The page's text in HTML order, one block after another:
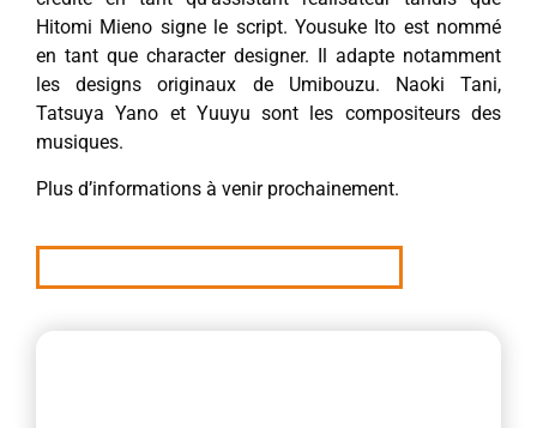
Hitomi Mieno signe le script. Yousuke Ito est nommé
en tant que character designer. Il adapte notamment
les designs originaux de Umibouzu. Naoki Tani,
Tatsuya Yano et Yuuyu sont les compositeurs des
musiques.
Plus d’informations à venir prochainement.